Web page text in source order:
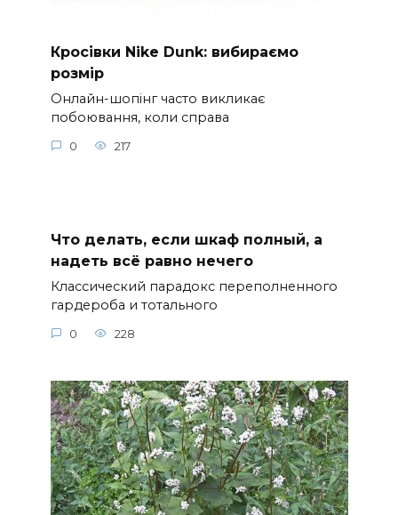
Кросівки Nike Dunk: вибираємо
розмір
Онлайн-шопінг часто викликає
побоювання, коли справа
0 217
Что делать, если шкаф полный, а
надеть всё равно нечего
Классический парадокс переполненного
гардероба и тотального
0 228